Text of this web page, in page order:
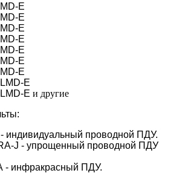
E
E
E
E
E
E
E
E
E и другие
индивидуальный проводной ПДУ.
J - упрощенный проводной ПДУ
- инфракрасный ПДУ.